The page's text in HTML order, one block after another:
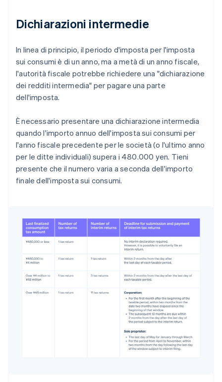
Dichiarazioni intermedie
In linea di principio, il periodo d'imposta per l'imposta
sui consumi è di un anno, ma a metà di un anno fiscale,
l'autorità fiscale potrebbe richiedere una "dichiarazione
dei redditi intermedia" per pagare una parte
dell'imposta.
È necessario presentare una dichiarazione intermedia
quando l'importo annuo dell'imposta sui consumi per
l'anno fiscale precedente per le società (o l'ultimo anno
per le ditte individuali) supera i 480.000 yen. Tieni
presente che il numero varia a seconda dell'importo
finale dell'imposta sui consumi.